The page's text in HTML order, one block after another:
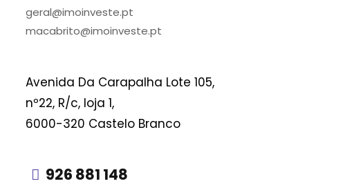
geral@imoinveste.pt
macabrito@imoinveste.pt
Avenida Da Carapalha Lote 105,
nº22, R/c, loja 1,
6000-320 Castelo Branco
926 881 148